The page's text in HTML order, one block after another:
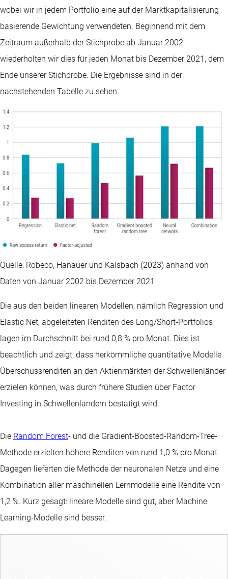
wobei wir in jedem Portfolio eine auf der Marktkapitalisierung
basierende Gewichtung verwendeten. Beginnend mit dem
Zeitraum außerhalb der Stichprobe ab Januar 2002
wiederholten wir dies für jeden Monat bis Dezember 2021, dem
Ende unserer Stichprobe. Die Ergebnisse sind in der
nachstehenden Tabelle zu sehen.
Quelle: Robeco, Hanauer und Kalsbach (2023) anhand von
Daten von Januar 2002 bis Dezember 2021
Die aus den beiden linearen Modellen, nämlich Regression und
Elastic Net, abgeleiteten Renditen des Long/Short-Portfolios
lagen im Durchschnitt bei rund 0,8 % pro Monat. Dies ist
beachtlich und zeigt, dass herkömmliche quantitative Modelle
Überschussrenditen an den Aktienmärkten der Schwellenländer
erzielen können, was durch frühere Studien über Factor
Investing in Schwellenländern bestätigt wird.
Die Random Forest- und die Gradient-Boosted-Random-Tree-
Methode erzielten höhere Renditen von rund 1,0 % pro Monat.
Dagegen lieferten die Methode der neuronalen Netze und eine
Kombination aller maschinellen Lernmodelle eine Rendite von
1,2 %. Kurz gesagt: lineare Modelle sind gut, aber Machine
Learning-Modelle sind besser.